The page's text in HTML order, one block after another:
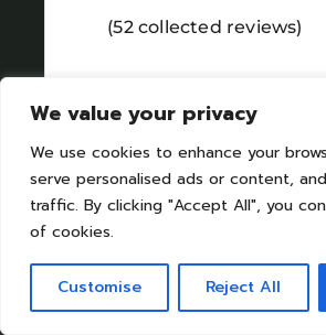
We value your privacy
We use cookies to enhance your
serve personalised ads or content,
traffic. By clicking "Accept All", you
of cookies.
Customise Reject All